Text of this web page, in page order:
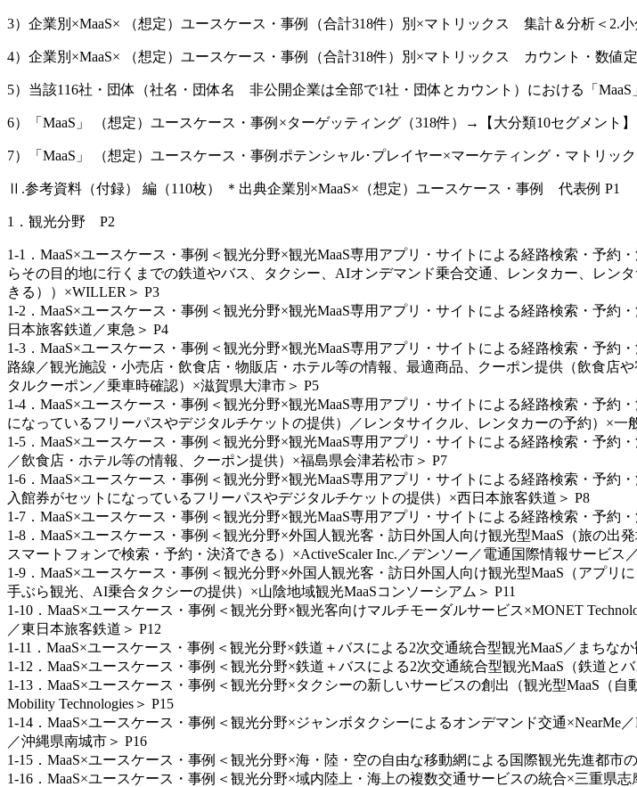
3）企業別×MaaS× （想定）ユースケース・事例（合計318件）別×マトリックス 集計＆分析＜
4）企業別×MaaS× （想定）ユースケース・事例（合計318件）別×マトリックス カウント・数値
5）当該116社・団体（社名・団体名 非公開企業は全部で1社・団体とカウント）における「
6）「MaaS」 （想定）ユースケース・事例×ターゲッティング（318件）→【大分類10セグメント
7）「MaaS」 （想定）ユースケース・事例ポテンシャル･プレイヤー×マーケティング・マトリッ
Ⅱ.参考資料（付録） 編（110枚） ＊出典企業別×MaaS×（想定）ユースケース・事例 代表例 P1
1．観光分野 P2
1-1．MaaS×ユースケース・事例＜観光分野×観光MaaS専用アプリ・サイトによる経路検索・予
らその目的地に行くまでの鉄道やバス、タクシー、AIオンデマンド乗合交通、レンタカー、レ
きる））×WILLER＞ P3
1-2．MaaS×ユースケース・事例＜観光分野×観光MaaS専用アプリ・サイトによる経路検索・予
日本旅客鉄道／東急＞ P4
1-3．MaaS×ユースケース・事例＜観光分野×観光MaaS専用アプリ・サイトによる経路検索・予
路線／観光施設・小売店・飲食店・物販店・ホテル等の情報、最適商品、クーポン提供（飲食店
タルクーポン／乗車時確認）×滋賀県大津市＞ P5
1-4．MaaS×ユースケース・事例＜観光分野×観光MaaS専用アプリ・サイトによる経路検索・予
になっているフリーパスやデジタルチケットの提供）／レンタサイクル、レンタカーの予約）×
1-5．MaaS×ユースケース・事例＜観光分野×観光MaaS専用アプリ・サイトによる経路検索・予
／飲食店・ホテル等の情報、クーポン提供）×福島県会津若松市＞ P7
1-6．MaaS×ユースケース・事例＜観光分野×観光MaaS専用アプリ・サイトによる経路検索・予
入館券がセットになっているフリーパスやデジタルチケットの提供）×西日本旅客鉄道＞ P8
1-7．MaaS×ユースケース・事例＜観光分野×観光MaaS専用アプリ・サイトによる経路検索・予
1-8．MaaS×ユースケース・事例＜観光分野×外国人観光客・訪日外国人向け観光型MaaS（旅の
スマートフォンで検索・予約・決済できる）×ActiveScaler Inc.／デンソー／電通国際情報サービ
1-9．MaaS×ユースケース・事例＜観光分野×外国人観光客・訪日外国人向け観光型MaaS（アプ
手ぶら観光、AI乗合タクシーの提供）×山陰地域観光MaaSコンソーシアム＞ P11
1-10．MaaS×ユースケース・事例＜観光分野×観光客向けマルチモーダルサービス×MONET
／東日本旅客鉄道＞ P12
1-11．MaaS×ユースケース・事例＜観光分野×鉄道＋バスによる2次交通統合型観光MaaS／まちな
1-12．MaaS×ユースケース・事例＜観光分野×鉄道＋バスによる2次交通統合型観光MaaS（鉄道
1-13．MaaS×ユースケース・事例＜観光分野×タクシーの新しいサービスの創出（観光型MaaS（
Mobility Technologies＞ P15
1-14．MaaS×ユースケース・事例＜観光分野×ジャンボタクシーによるオンデマンド交通
／沖縄県南城市＞ P16
1-15．MaaS×ユースケース・事例＜観光分野×海・陸・空の自由な移動網による国際観光先進都市
1-16．MaaS×ユースケース・事例＜観光分野×域内陸上・海上の複数交通サービスの統合×三重県